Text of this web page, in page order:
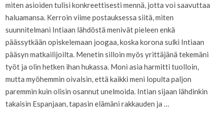
miten asioiden tulisi konkreettisesti mennä, jotta voi saavuttaa
haluamansa. Kerroin viime postauksessa siitä, miten
suunnitelmani Intiaan lähdöstä menivät pieleen enkä
päässytkään opiskelemaan joogaa, koska korona sulki Intiaan
pääsyn matkailijoilta. Menetin silloin myös yrittäjänä tekemäni
työt ja olin hetken ihan hukassa. Moni asia harmitti tuolloin,
mutta myöhemmin oivalsin, että kaikki meni lopulta paljon
paremmin kuin olisin osannut unelmoida. Intian sijaan lähdinkin
takaisin Espanjaan, tapasin elämäni rakkauden ja …